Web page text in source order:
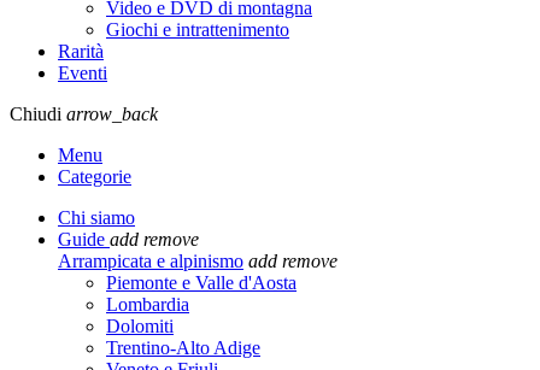
Video e DVD di montagna
Giochi e intrattenimento
Rarità
Eventi
Chiudi arrow_back
Menu
Categorie
Chi siamo
Guide add remove
Arrampicata e alpinismo add remove
Piemonte e Valle d'Aosta
Lombardia
Dolomiti
Trentino-Alto Adige